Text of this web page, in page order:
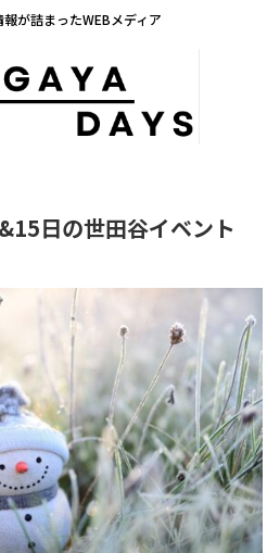
が詰まったWEBメディア
日の世田谷イベント